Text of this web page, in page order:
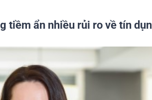
tiềm ẩn nhiều rủi ro về tín